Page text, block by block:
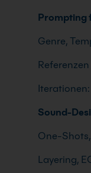
Prompting
Genre,
Sound-
One-
Layering,